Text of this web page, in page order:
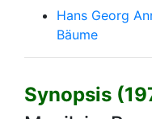
Hans Georg
Bäume
Synopsis